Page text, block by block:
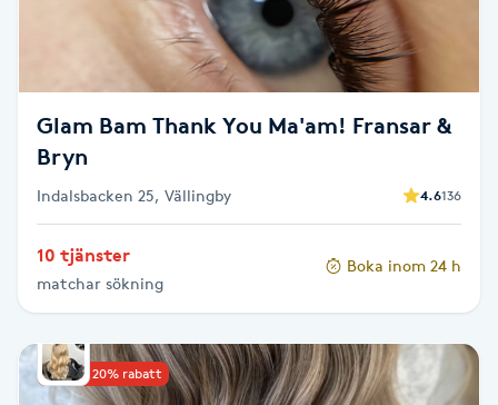
O
Olaplex
Olaplexbehandling
Ombre
Ombre naglar
Glam Bam Thank You Ma'am! Fransar &
Bryn
Indalsbacken 25, Vällingby 4.6136
10 tjänster
matchar sökning
Boka inom 24 h
Upp till 20% rabatt